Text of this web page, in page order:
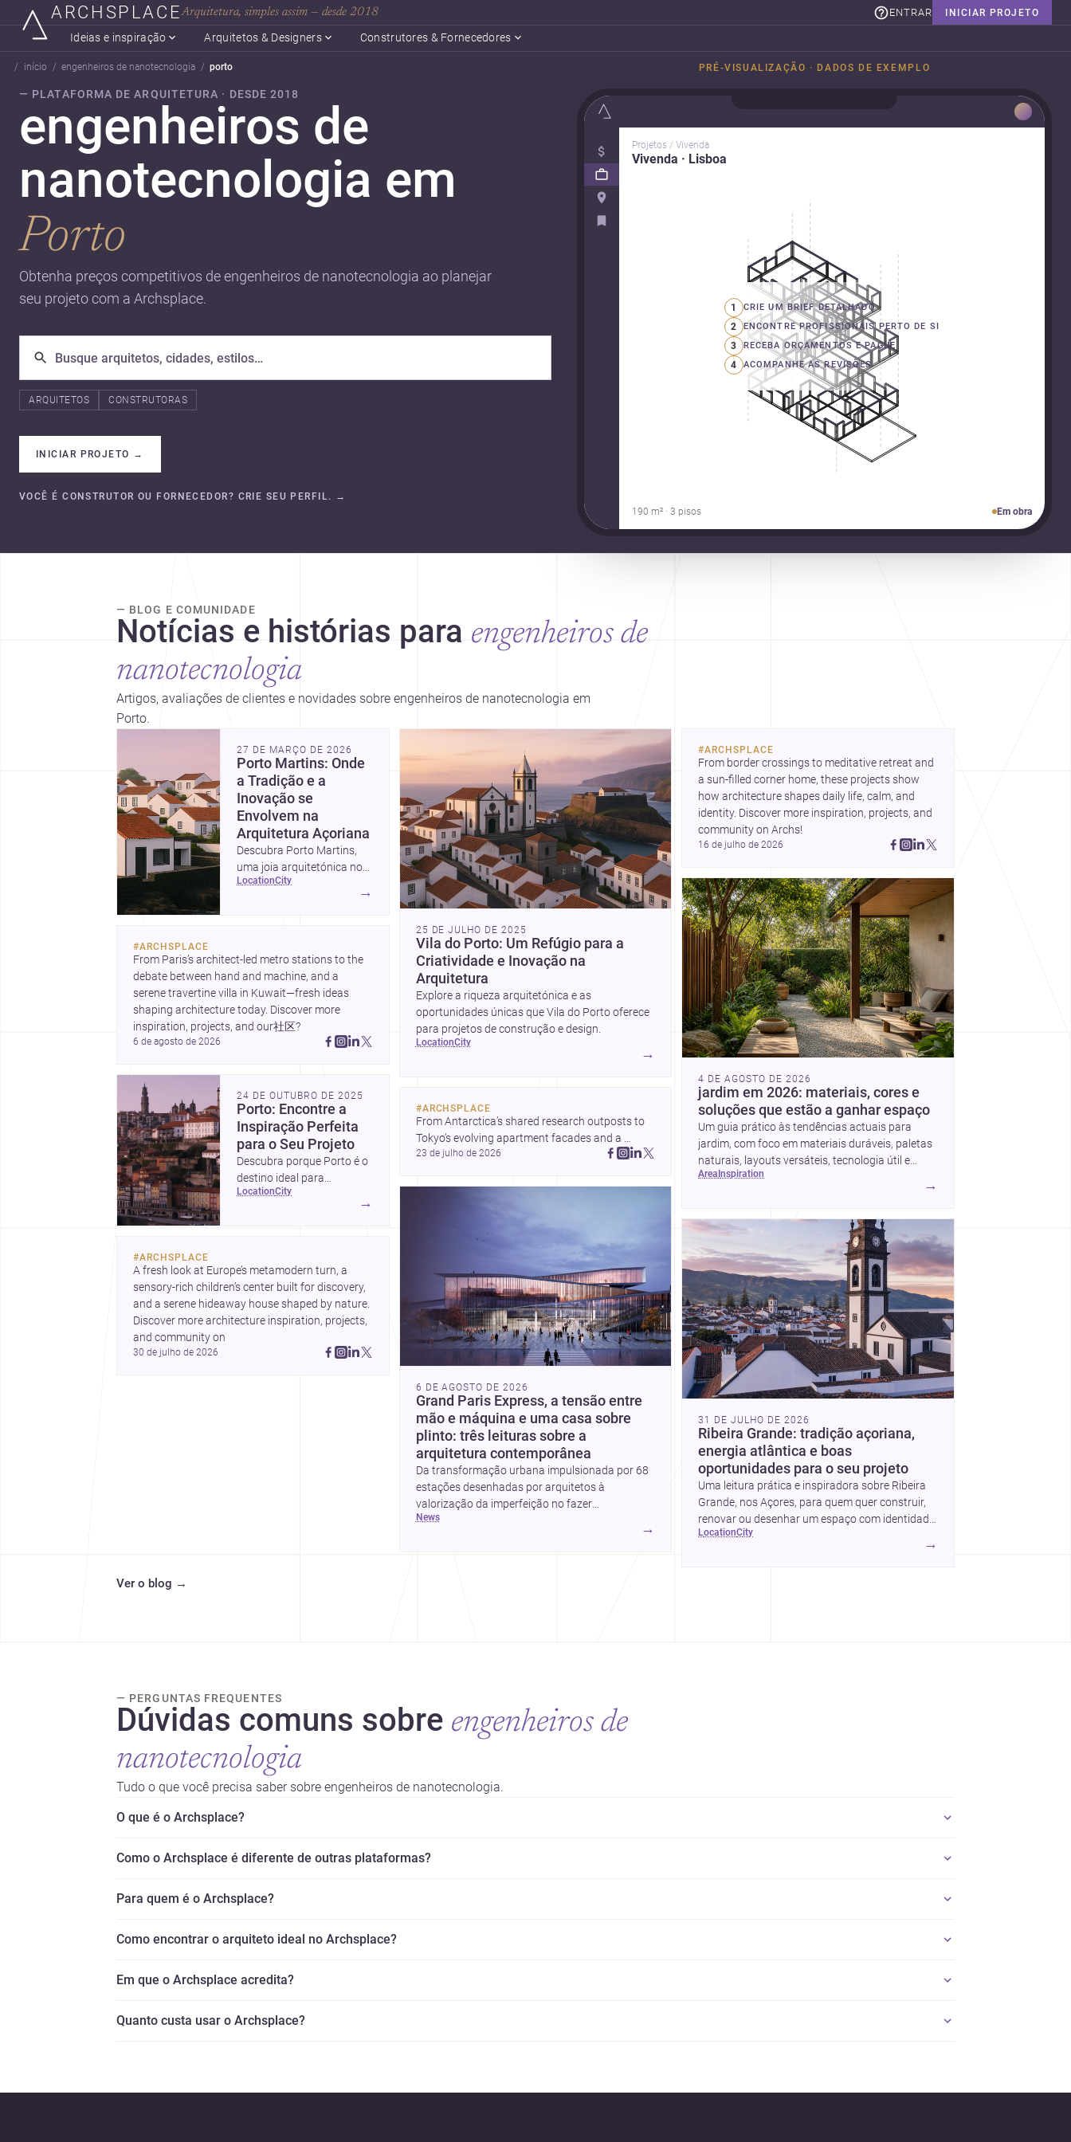
ARCHSPLACEArquitetura, simples assim — desde 2018 INICIAR PROJETO
ENTRAR
Ideias e inspiração Arquitetos & Designers Construtores & Fornecedores
início engenheiros de nanotecnologia porto
— PLATAFORMA DE ARQUITETURA · DESDE 2018
engenheiros de
nanotecnologia em
Porto
Obtenha preços competitivos de engenheiros de nanotecnologia ao planejar
seu projeto com a Archsplace.
ARQUITETOS CONSTRUTORAS
INICIAR PROJETO →
VOCÊ É CONSTRUTOR OU FORNECEDOR? CRIE SEU PERFIL. →
PRÉ-VISUALIZAÇÃO · DADOS DE EXEMPLO
Projetos / Vivenda
Vivenda · Lisboa
1 CRIE UM BRIEF DETALHADO
2 ENCONTRE PROFISSIONAIS PERTO DE SI
3 RECEBA ORÇAMENTOS E PAGUE
4 ACOMPANHE AS REVISÕES
190 m² · 3 pisos Em obra
— BLOG E COMUNIDADE
Notícias e histórias para engenheiros de
nanotecnologia
Artigos, avaliações de clientes e novidades sobre engenheiros de nanotecnologia em
Porto.
27 DE MARÇO DE 2026
Porto Martins: Onde
a Tradição e a
Inovação se
Envolvem na
Arquitetura Açoriana
Descubra Porto Martins,
uma joia arquitetónica nos
Açores, e saiba por que é a
location city
→
#ARCHSPLACE
From Paris’s architect-led metro stations to the
debate between hand and machine, and a
serene travertine villa in Kuwait—fresh ideas
shaping architecture today. Discover more
inspiration, projects, and our社区?
6 de agosto de 2026
24 DE OUTUBRO DE 2025
Porto: Encontre a
Inspiração Perfeita
para o Seu Projeto
Descubra porque Porto é o
destino ideal para
profissionais em
location city
→
#ARCHSPLACE
A fresh look at Europe’s metamodern turn, a
sensory-rich children’s center built for discovery,
and a serene hideaway house shaped by nature.
Discover more architecture inspiration, projects,
30 de julho de 2026
25 DE JULHO DE 2025
Vila do Porto: Um Refúgio para a
Criatividade e Inovação na
Arquitetura
Explore a riqueza arquitetónica e as
oportunidades únicas que Vila do Porto oferece
para projetos de construção e design.
location city
→
#ARCHSPLACE
From Antarctica’s shared research outposts to
Tokyo’s evolving apartment facades and a
terraced home in Amman, these projects show
community. Discover more ideas,
23 de julho de 2026
6 DE AGOSTO DE 2026
Grand Paris Express, a tensão entre
mão e máquina e uma casa sobre
plinto: três leituras sobre a
arquitetura contemporânea
Da transformação urbana impulsionada por 68
estações desenhadas por arquitetos à
valorização da imperfeição no fazer
arquitetónico, estas três histórias mostram
como a disciplina continua a reinventar cidades,
abordagem subtil e contemporânea.
news
→
#ARCHSPLACE
From border crossings to meditative retreat and
a sun-filled corner home, these projects show
how architecture shapes daily life, calm, and
identity. Discover more inspiration, projects, and
community on Archs!
16 de julho de 2026
4 DE AGOSTO DE 2026
jardim em 2026: materiais, cores e
soluções que estão a ganhar espaço
Um guia prático às tendências actuais para
jardim, com foco em materiais duráveis, paletas
naturais, layouts versáteis, tecnologia útil e
formas simples de actualizar sem obras totais.
area inspiration
→
31 DE JULHO DE 2026
Ribeira Grande: tradição açoriana,
energia atlântica e boas
oportunidades para o seu projeto
Uma leitura prática e inspiradora sobre Ribeira
Grande, nos Açores, para quem quer construir,
renovar ou desenhar um espaço com identidade
local.
location city
→
Ver o blog →
— PERGUNTAS FREQUENTES
Dúvidas comuns sobre engenheiros de
nanotecnologia
Tudo o que você precisa saber sobre engenheiros de nanotecnologia.
O que é o Archsplace?
Como o Archsplace é diferente de outras plataformas?
Para quem é o Archsplace?
Como encontrar o arquiteto ideal no Archsplace?
Em que o Archsplace acredita?
Quanto custa usar o Archsplace?